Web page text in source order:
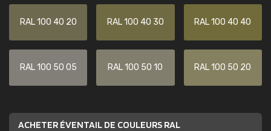
RAL 100 40 20 RAL 100 40 30 RAL 100 40 40
RAL 100 50 05 RAL 100 50 10 RAL 100 50 20
ACHETER ÉVENTAIL DE COULEURS RAL